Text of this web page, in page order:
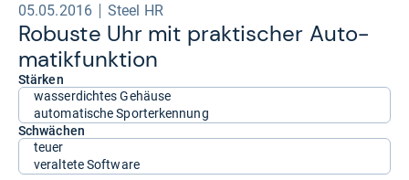
05.05.2016 Steel HR
Robuste Uhr mit prak­ti­scher Auto­
ma­tik­funk­tion
Stärken
wasserdichtes Gehäuse
automatische Sporterkennung
Schwächen
teuer
veraltete Software